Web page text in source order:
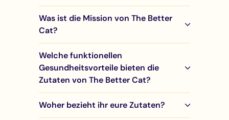
Was ist die Mission von The Better
Cat?
Welche funktionellen
Gesundheitsvorteile bieten die
Zutaten von The Better Cat?
Woher bezieht ihr eure Zutaten?